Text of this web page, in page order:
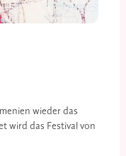
wieder das
wird das Festival von